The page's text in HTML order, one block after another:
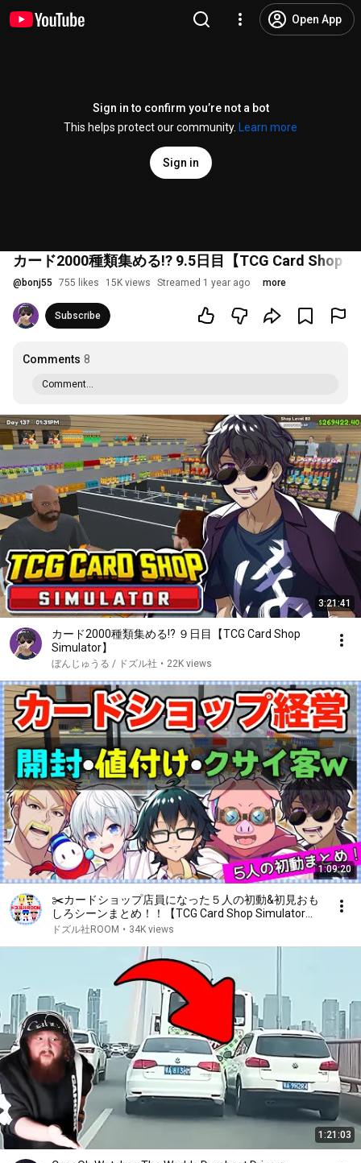
Open App
Sign in to confirm you’re not a bot
This helps protect our community.
Learn more
Sign in
カード2000種類集める!? 9.5日目【TCG Card Shop
@ bonj55 755 likes 15K views Streamed 1 year ago more
Subscribe
Comments 8
Comment...
3:21:41
カード2000種類集める!? ９日目【TCG Card Shop
Simulator】
ぼんじゅうる / ドズル社 • 22K views
1:09:20
✂️カードショップ店員になった５人の初動&初見おも
しろシーンまとめ！！【TCG Card Shop Simulator】
【ドズル社切り抜き】
ドズル社ROOM • 34K views
1:21:03